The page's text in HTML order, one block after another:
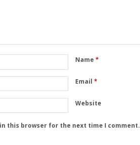
Name *
Email *
Website
this browser for the next time I comment.